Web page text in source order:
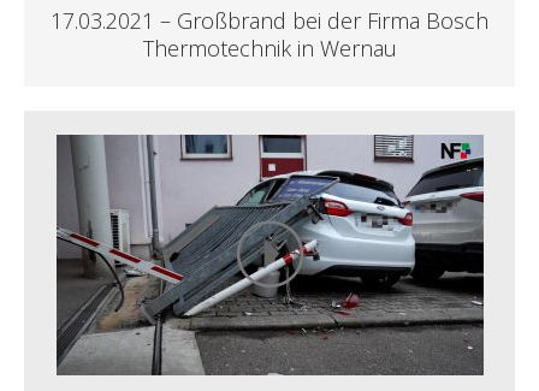
17.03.2021 – Großbrand bei der Firma Bosch
Thermotechnik in Wernau